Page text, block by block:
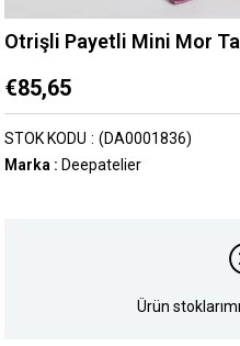
Otrişli Payetli Mini Mor
€85,65
(DA0001836)
STOK KODU
Marka : Deepatelier
Ürün